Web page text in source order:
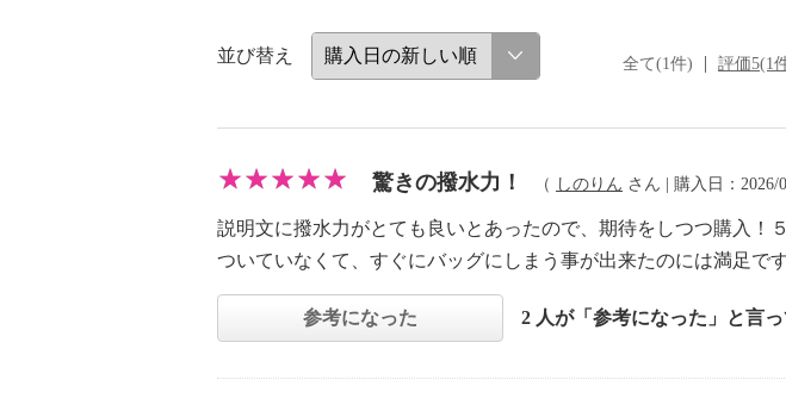
並び替え 全て(1件) 評価5(1
驚きの撥水力！ （ しのりん さん | 購入日：2026/
説明文に撥水力がとても良いとあったので、期待をしつつ購入
ついていなくて、すぐにバッグにしまう事が出来たのには満足で
参考になった 2 人が「参考になった」と言